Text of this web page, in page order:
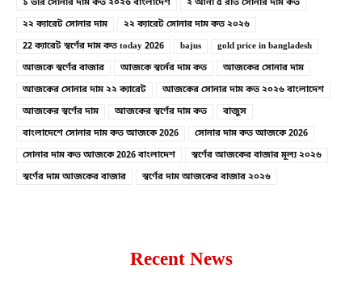
১ ভরি সোনার দাম কত ২০২৬ বাংলাদেশ
২ আনা ৫ রতি সোনার দাম কত
২২ ক্যারেট সোনার দাম
২২ ক্যারেট সোনার দাম কত ২০২৬
22 ক্যারেট স্বর্ণের দাম কত today 2026
bajus
gold price in bangladesh
আজকে স্বর্ণের বাজার
আজকে স্বর্নের দাম কত
আজকের সোনার দাম
আজকের সোনার দাম ২২ ক্যারেট
আজকের সোনার দাম কত ২০২৬ বাংলাদেশ
আজকের স্বর্ণের দাম
আজকের স্বর্ণের দাম কত
বাজুস
বাংলাদেশে সোনার দাম কত আজকে 2026
সোনার দাম কত আজকে 2026
সোনার দাম কত আজকে 2026 বাংলাদেশ
স্বর্ণের আজকের বাজার মূল্য ২০২৬
স্বর্ণের দাম আজকের বাজার
স্বর্ণের দাম আজকের বাজার ২০২৬
Recent News